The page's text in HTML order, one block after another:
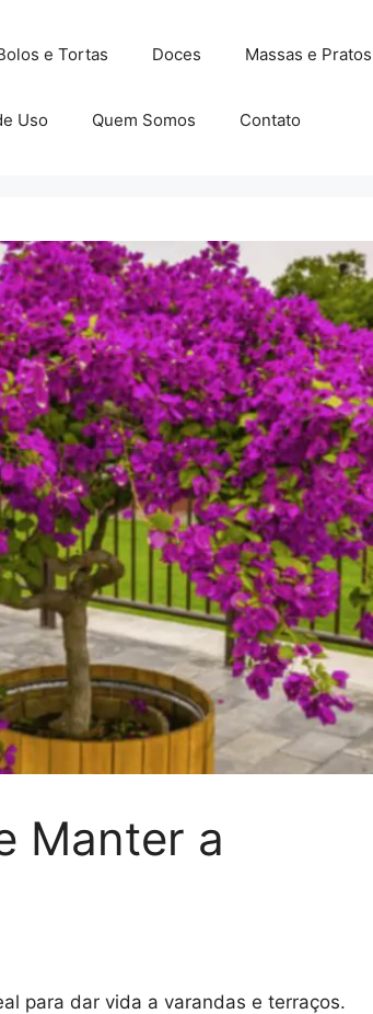
e Tortas Doces Massas e Pratos
Uso Quem Somos Contato
Manter a
para dar vida a varandas e terraços.